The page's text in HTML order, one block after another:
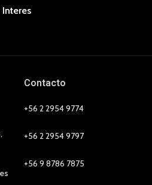
Interes
Contacto
+56 2 2954 9774
+56 2 2954 9797
+56 9 8786 7875